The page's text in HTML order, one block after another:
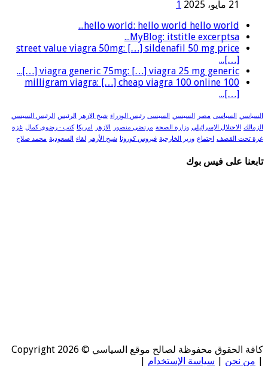
21 مايو، 2025
1
hello world: hello world hello world...
MyBlog: itstitle excerptsa...
street value viagra 50mg: […] sildenafil 50 mg price
[…]...
viagra generic 75mg: […] viagra 25 mg generic […]...
100 milligram viagra: […] cheap viagra 100 online
[…]...
السياسي السياسى مصر السيسي السيسى رئيس الوزراء شيخ الازهر الرئيس الرئيس السيسي
الزمالك الاحتلال الإسرائيلي وزارة الصحة مرتضى منصور الازهر امريكا كتب - رضوى كمال غزة
غزة تحت القصف اجتماع وزير الخارجية فيروس كورونا شيخ الأزهر لقاء السعودية محمد صلاح
تابعنا على فيس بوك
كافة الحقوق محفوظة لصالح موقع السياسي © Copyright 2026
| من نحن | سياسة الإستخدام |